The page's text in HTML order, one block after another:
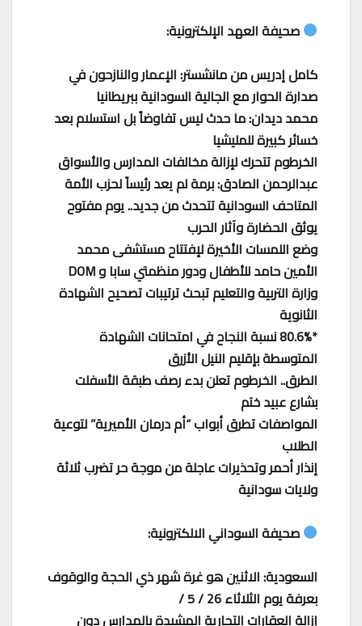
صحيفة العهد الإلكترونية:
كامل إدريس من مانشستر: الإعمار والنازحون في
صدارة الحوار مع الجالية السودانية ببريطانيا
محمد ديدان: ما حدث ليس تفاوضاً بل استسلام بعد
خسائر كبيرة للمليشيا
الخرطوم تتحرك لإزالة مخالفات المدارس والأسواق
عبدالرحمن الصادق: برمة لم يعد رئيساً لحزب الأمة
المتاحف السودانية تتحدث من جديد.. يوم مفتوح
يوثق الحضارة وآثار الحرب
وضع اللمسات الأخيرة لإفتتاح مستشفى محمد
الأمين حامد للأطفال ودور منظمتي سابا و DOM
وزارة التربية والتعليم تبحث ترتيبات تصحيح الشهادة
الثانوية
*80.6% نسبة النجاح في امتحانات الشهادة
المتوسطة بإقليم النيل الأزرق
الطرق.. الخرطوم تعلن بدء رصف طبقة الأسفلت
بشارع عبيد ختم
المواصفات تطرق أبواب “أم درمان الأميرية” لتوعية
الطلاب
إنذار أحمر وتحذيرات عاجلة من موجة حر تضرب ثلاثة
ولايات سودانية
صحيفة السوداني الالكترونية:
السعودية: الاثنين هو غرة شهر ذي الحجة والوقوف
بعرفة يوم الثلاثاء 26 / 5 /
إزالة العقارات التجارية المشيدة بالمدارس دون